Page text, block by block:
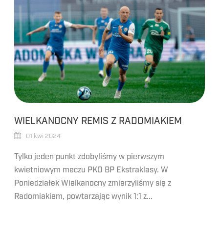
WIELKANOCNY REMIS Z RADOMIAKIEM
01 kwi 2024
Tylko jeden punkt zdobyliśmy w pierwszym
kwietniowym meczu PKO BP Ekstraklasy. W
Poniedziałek Wielkanocny zmierzyliśmy się z
Radomiakiem, powtarzając wynik 1:1 z...